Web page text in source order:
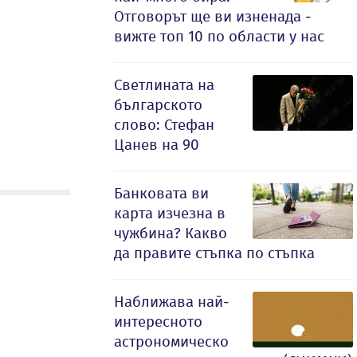
Отговорът ще ви изненада -
вижте топ 10 по области у нас
Светлината на
българското
слово: Стефан
Цанев на 90
Банковата ви
карта изчезна в
чужбина? Какво
да правите стъпка по стъпка
Наближава най-
интересното
астрономическо